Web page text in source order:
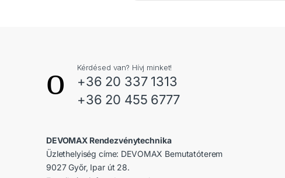
Kérdésed van? Hívj minket!
+36 20 337 1313
+36 20 455 6777
DEVOMAX Rendezvénytechnika
Üzlethelyiség címe: DEVOMAX Bemutatóterem
9027 Győr, Ipar út 28.